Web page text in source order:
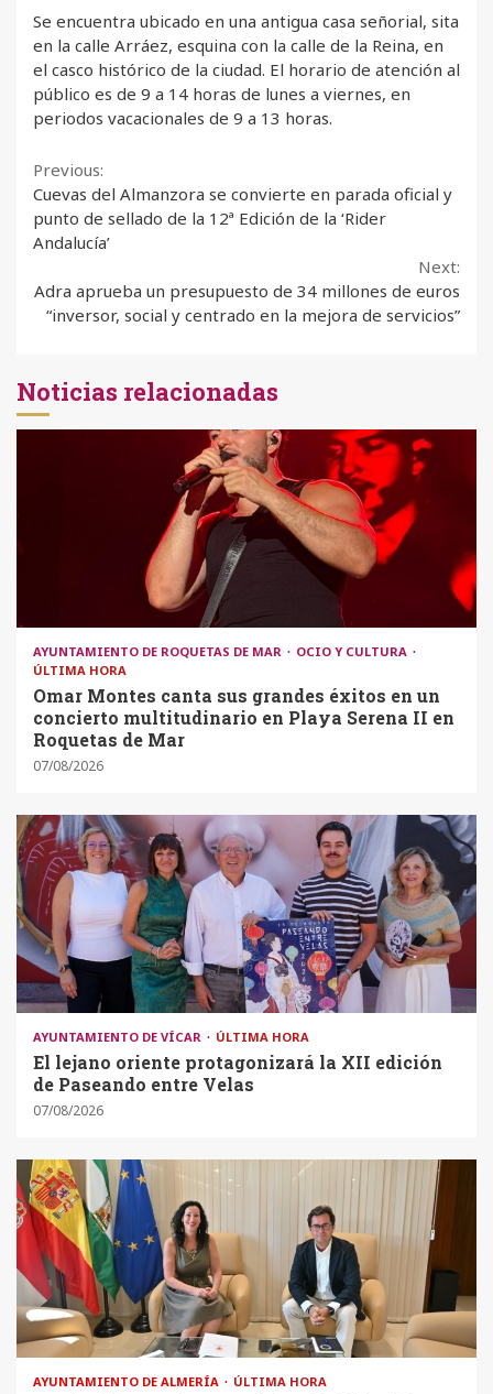
Se encuentra ubicado en una antigua casa señorial, sita
en la calle Arráez, esquina con la calle de la Reina, en
el casco histórico de la ciudad. El horario de atención al
público es de 9 a 14 horas de lunes a viernes, en
periodos vacacionales de 9 a 13 horas.
Continue
Reading
Previous:
Cuevas del Almanzora se convierte en parada oficial y
punto de sellado de la 12ª Edición de la ‘Rider
Andalucía’
Next:
Adra aprueba un presupuesto de 34 millones de euros
“inversor, social y centrado en la mejora de servicios”
Noticias relacionadas
AYUNTAMIENTO DE ROQUETAS DE MAR
OCIO Y CULTURA
ÚLTIMA HORA
Omar Montes canta sus grandes éxitos en un
concierto multitudinario en Playa Serena II en
Roquetas de Mar
07/08/2026
AYUNTAMIENTO DE VÍCAR ÚLTIMA HORA
El lejano oriente protagonizará la XII edición
de Paseando entre Velas
07/08/2026
AYUNTAMIENTO DE ALMERÍA ÚLTIMA HORA